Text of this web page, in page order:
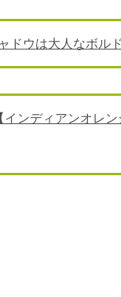
ドウは大人なボル
インディアンオレ